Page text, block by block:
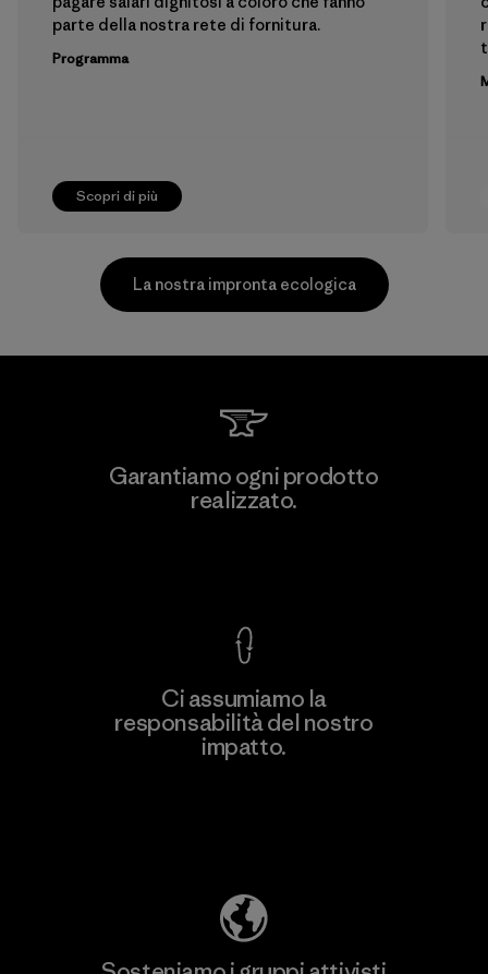
Scopri di più
parte della nostra rete di fornitura.
Programma
Scopri di più
Supertex El Salvador
La nostra impronta ecologica
Garantiamo ogni prodotto
realizzato.
Ci assumiamo la
responsabilità del nostro
impatto.